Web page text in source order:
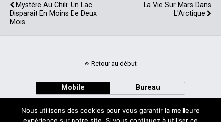
Mystère Au Chili: Un Lac
Disparaît En Moins De Deux
Mois
La Vie Sur Mars Dans
L'Arctique
Retour au début
Mobile Bureau
Nous utilisons des cookies pour vous garantir la meilleure
expérience sur notre site. Si vous continuez à utiliser ce